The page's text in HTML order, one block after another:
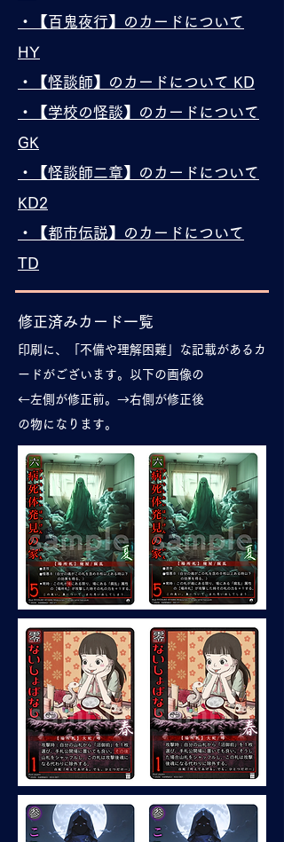
・【百鬼夜行】のカードについて
HY
・【怪談師】のカードについて KD
・【学校の怪談】のカードについて
GK
・【怪談師二章】のカードについて
KD2
・【都市伝説】のカードについて
TD
修正済みカード一覧
印刷に、「不備や理解困難」な記載があるカ
ードがございます。以下の画像の
←左側が修正前。→右側が修正後
の物になります。